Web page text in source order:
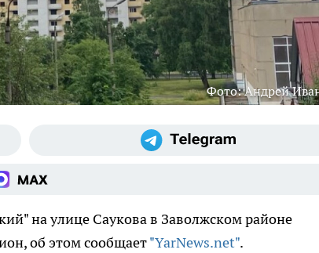
Фото: Андрей
на улице Саукова в Заволжском районе
об этом сообщает"YarNews.net".